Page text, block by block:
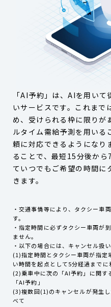
「AI予約」は、AIを用い
いサービスです。これまで
め、受けられる枠に限りが
ルタイム需給予測を用い
頼に対応できるようになり
ることで、最短15分後か
ていつでもご希望の時間に
きます。
・交通事情等により、タクシー車
す。
・指定時間に必ずタクシー車両が
ません。
・以下の場合には、キャンセル扱い
(1)指定時間とタクシー車両が指定
い時間を起点として5分経過まで
(2)乗車中に次の「AI予約」に関す
「AI予約」
(3)複数回(1)のキャンセルが発生
べて